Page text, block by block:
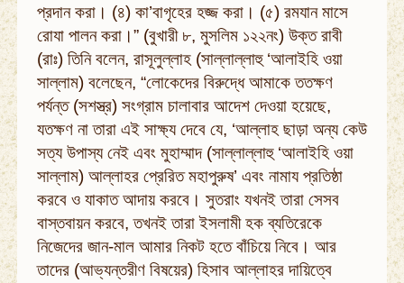
প্রদান করা। (৪) কা’বাগৃহের হজ্জ করা। (৫) রমযান মাসে
রোযা পালন করা।” (বুখারী ৮, মুসলিম ১২২নং) উক্ত রাবী
(রাঃ) তিনি বলেন, রাসূলুল্লাহ (সাল্লাল্লাহু ‘আলাইহি ওয়া
সাল্লাম) বলেছেন, “লোকেদের বিরুদ্ধে আমাকে ততক্ষণ
পর্যন্ত (সশস্ত্র) সংগ্রাম চালাবার আদেশ দেওয়া হয়েছে,
যতক্ষণ না তারা এই সাক্ষ্য দেবে যে, ‘আল্লাহ ছাড়া অন্য কেউ
সত্য উপাস্য নেই এবং মুহাম্মাদ (সাল্লাল্লাহু ‘আলাইহি ওয়া
সাল্লাম) আল্লাহর প্রেরিত মহাপুরুষ’ এবং নামায প্রতিষ্ঠা
করবে ও যাকাত আদায় করবে। সুতরাং যখনই তারা সেসব
বাস্তবায়ন করবে, তখনই তারা ইসলামী হক ব্যতিরেকে
নিজেদের জান-মাল আমার নিকট হতে বাঁচিয়ে নিবে। আর
তাদের (আভ্যন্তরীণ বিষয়ের) হিসাব আল্লাহর দায়িত্বে